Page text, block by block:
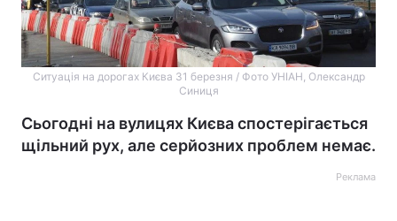
Ситуація на дорогах Києва 31 березня / Фото УНІАН, Олександр
Синиця
Сьогодні на вулицях Києва спостерігається
щільний рух, але серйозних проблем немає.
Реклама